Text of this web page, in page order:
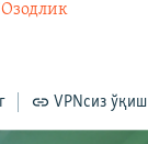
тилларда
VPNсиз ўқиш